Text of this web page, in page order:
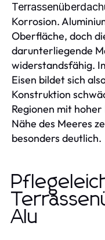
Korrosion.
Oberfläche, doch
darunterliegende
widerstandsfähig.
Eisen bildet sich
Konstruktion
Regionen mit
Nähe des Meeres
besonders deutlich.
Alu